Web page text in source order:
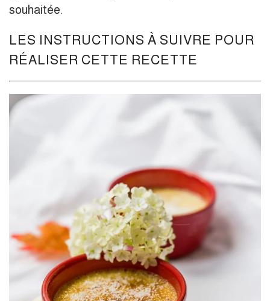
souhaitée.
LES INSTRUCTIONS À SUIVRE POUR
RÉALISER CETTE RECETTE